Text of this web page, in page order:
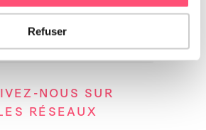
Refuser
NOUS SUR
RÉSEAUX